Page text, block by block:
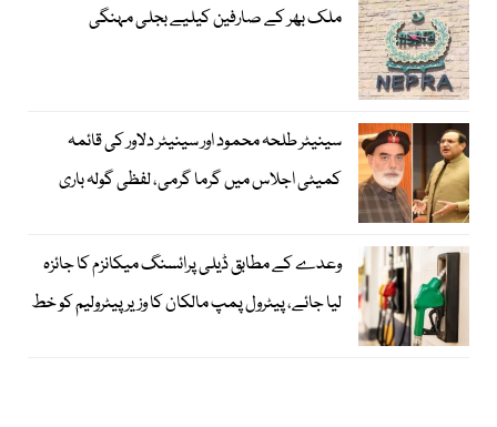
ملک بھر کے صارفین کیلیے بجلی مہنگی
سینیٹر طلحہ محمود اور سینیٹر دلاور کی قائمہ
کمیٹی اجلاس میں گرما گرمی، لفظی گولہ باری
وعدے کے مطابق ڈیلی پرائسنگ میکانزم کا جائزہ
لیا جائے، پیٹرول پمپ مالکان کا وزیرپیٹرولیم کو خط